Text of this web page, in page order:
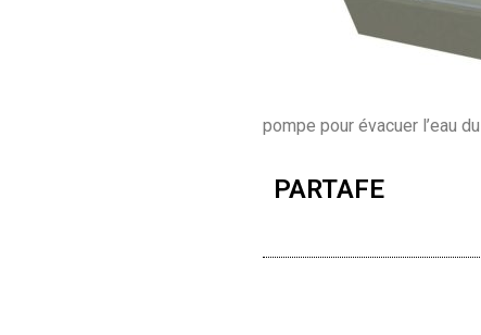
pompe pour évacuer l’eau
PARTAFE